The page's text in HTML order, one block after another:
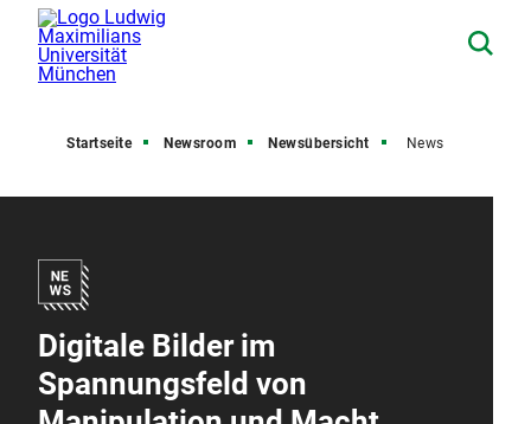
Startseite Newsroom Newsübersicht News
Digitale Bilder im
Spannungsfeld von